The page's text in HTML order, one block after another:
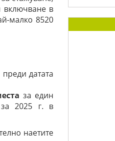
включване в
малко 8520
датата
за един
за 2025 г. в
наетите